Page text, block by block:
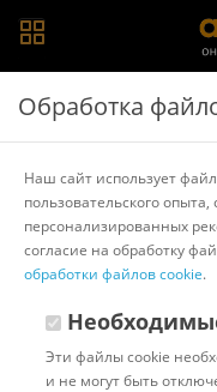
Главная > Каталог
Другие товары Nouvelle
Обработка
Наш сайт использует
пользовательского
персонализированных
согласие на обработку
обработки файлов cookie.
Эти файлы cookie
и не могут быть